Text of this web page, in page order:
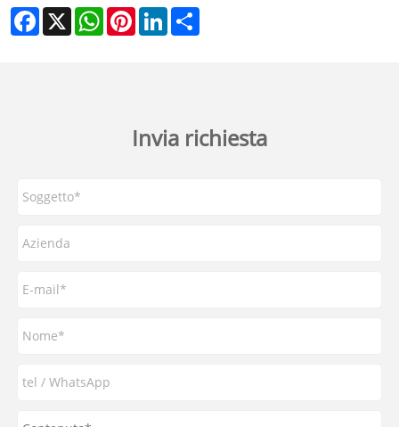
Facebook
X WhatsAppPinterestLinkedIn
Invia richiesta